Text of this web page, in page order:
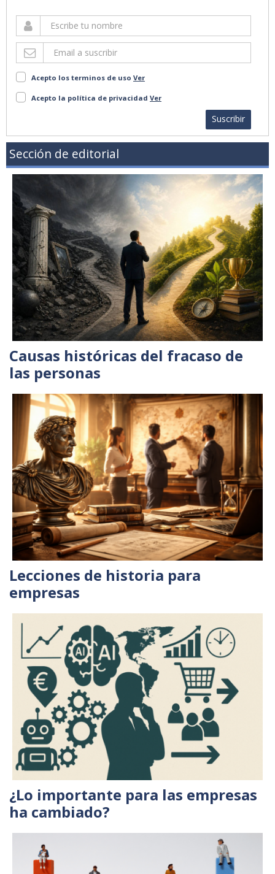
Acepto los terminos de uso Ver
Acepto la política de privacidad Ver
Suscribir
Sección de editorial
Causas históricas del fracaso de
las personas
Lecciones de historia para
empresas
¿Lo importante para las empresas
ha cambiado?